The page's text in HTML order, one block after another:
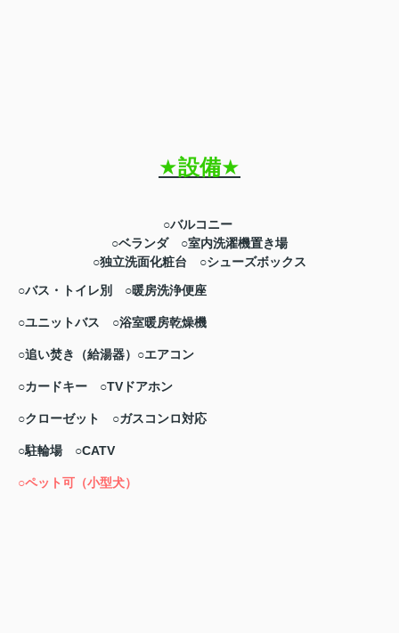
★設備★
○バルコニー
○ベランダ ○室内洗濯機置き場
○独立洗面化粧台 ○シューズボックス
○バス・トイレ別 ○暖房洗浄便座
○ユニットバス ○浴室暖房乾燥機
○追い焚き（給湯器） ○エアコン
○カードキー ○TVドアホン
○クローゼット ○ガスコンロ対応
○駐輪場 ○CATV
○ペット可（小型犬）